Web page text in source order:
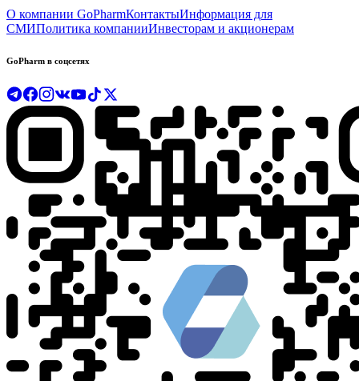
О компании GoPharmКонтактыИнформация для
СМИПолитика компанииИнвесторам и акционерам
GoPharm в соцсетях